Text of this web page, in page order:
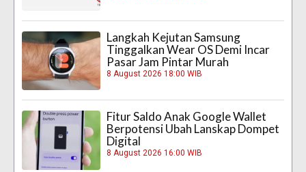
Langkah Kejutan Samsung
Tinggalkan Wear OS Demi Incar
Pasar Jam Pintar Murah
8 August 2026 18:00 WIB
Fitur Saldo Anak Google Wallet
Berpotensi Ubah Lanskap Dompet
Digital
8 August 2026 16:00 WIB